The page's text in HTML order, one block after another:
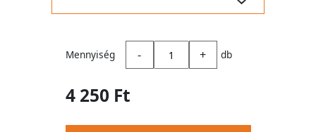
Mennyiség - + db
4 250 Ft